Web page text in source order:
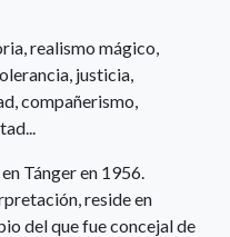
realismo mágico,
justicia,
compañerismo,
Tánger en 1956.
reside en
del que fue concejal de